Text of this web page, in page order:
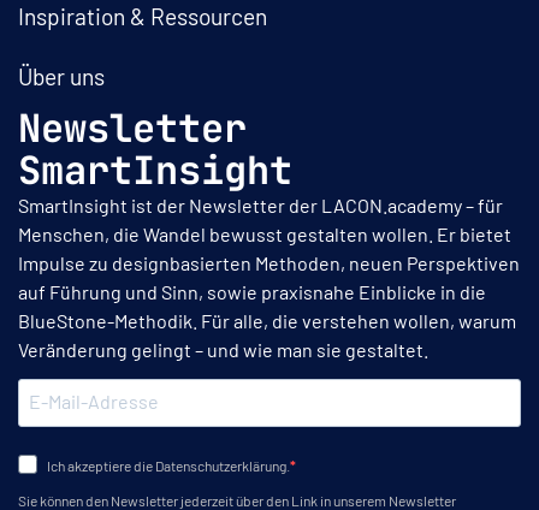
Inspiration & Ressourcen
Über uns
Newsletter
SmartInsight
SmartInsight ist der Newsletter der LACON.academy – für
Menschen, die Wandel bewusst gestalten wollen. Er bietet
Impulse zu designbasierten Methoden, neuen Perspektiven
auf Führung und Sinn, sowie praxisnahe Einblicke in die
BlueStone-Methodik. Für alle, die verstehen wollen, warum
Veränderung gelingt – und wie man sie gestaltet.
Ich akzeptiere die Datenschutzerklärung.
Sie können den Newsletter jederzeit über den Link in unserem Newsletter